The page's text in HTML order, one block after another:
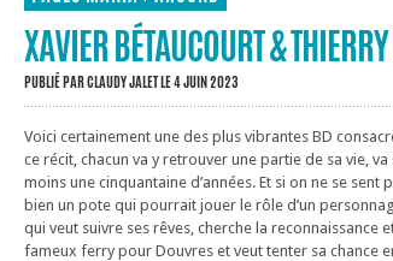
XAVIER BÉTAUCOURT &
PUBLIÉ PARCLAUDY JALETLE 4 JUIN 2023
Voici certainement une des plus vibrantes BD
ce récit, chacun va y retrouver une partie de sa vie,
moins une cinquantaine d’années. Et si on ne se
bien un pote qui pourrait jouer le rôle d’un
qui veut suivre ses rêves, cherche la
fameux ferry pour Douvres et veut tenter sa chance